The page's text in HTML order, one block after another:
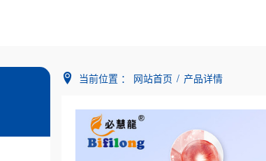
当前位置 ： 网站首页 / 产品详情